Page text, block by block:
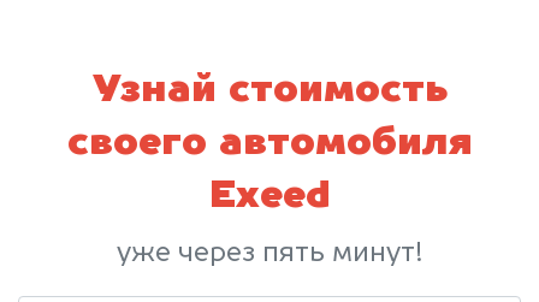
Узнай стоимость
своего автомобиля
Exeed
уже через пять минут!